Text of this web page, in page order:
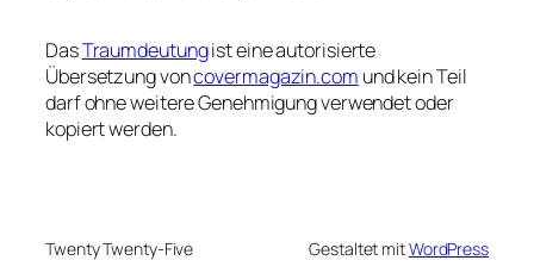
DasTraumdeutungist eine autorisierte
Übersetzung voncovermagazin.com und kein Teil
darf ohne weitere Genehmigung verwendet oder
kopiert werden.
Twenty Twenty-Five Gestaltet mitWordPress